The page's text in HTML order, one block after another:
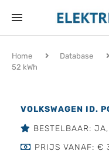
Home Database
52 kWh
VOLKSWAGEN ID.
BESTELBAAR:
PRIJS VANAF: €